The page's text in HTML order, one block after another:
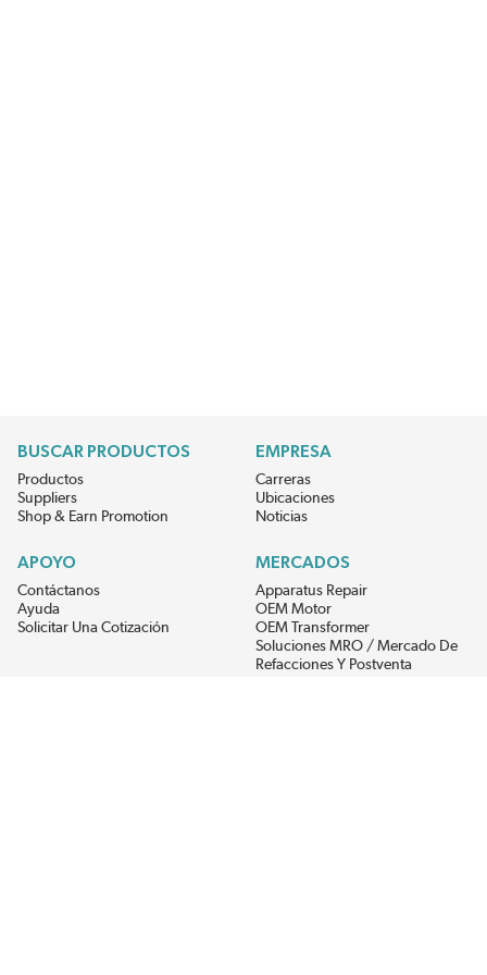
BUSCAR PRODUCTOS
Productos
Suppliers
Shop & Earn Promotion
EMPRESA
Carreras
Ubicaciones
Noticias
APOYO
Contáctanos
Ayuda
Solicitar Una Cotización
MERCADOS
Apparatus Repair
OEM Motor
OEM Transformer
Soluciones MRO / Mercado De
Refacciones Y Postventa